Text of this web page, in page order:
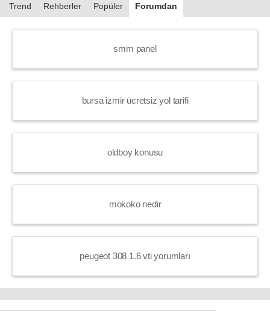
Trend Rehberler Popüler Forumdan
smm panel
bursa izmir ücretsiz yol tarifi
oldboy konusu
mokoko nedir
peugeot 308 1.6 vti yorumları